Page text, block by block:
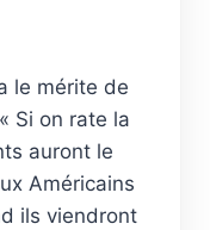
le mérite de
Si on rate la
auront le
Américains
ils viendront